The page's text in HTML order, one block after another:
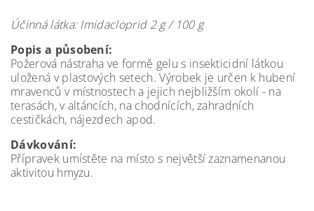
Účinná látka: Imidacloprid 2 g / 100 g
Popis a působení:
Požerová nástraha ve formě gelu s insekticidní látkou
uložená v plastových setech. Výrobek je určen k hubení
mravenců v místnostech a jejich nejbližším okolí - na
terasách, v altáncích, na chodnících, zahradních
cestičkách, nájezdech apod.
Dávkování:
Přípravek umístěte na místo s největší zaznamenanou
aktivitou hmyzu.